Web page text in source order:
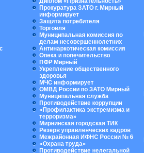
Прокуратура ЗАТО г. Мирный
информирует
Защита потребителя
Торговля
Муниципальная комиссия по
делам несовершеннолетних
Антинаркотическая комиссия
Опека и попечительство
ПФР Мирный
Укрепление общественного
здоровья
МЧС информирует
ОМВД России по ЗАТО Мирный
Муниципальная cлужба
Противодействие коррупции
«Профилактика экстремизма и
терроризма»
Мирнинская городская ТИК
Резерв управленческих кадров
Межрайонная ИФНС России № 6
«Охрана труда»
Противодействие нелегальной